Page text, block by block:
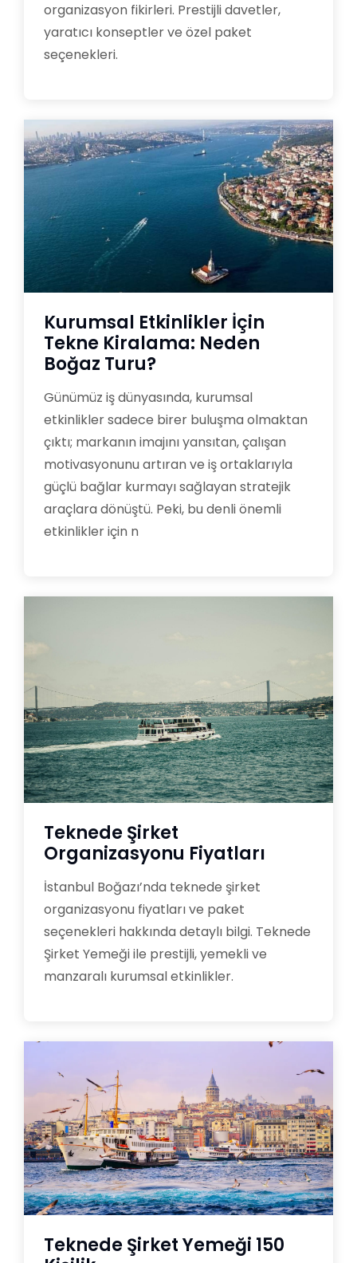
organizasyon fikirleri. Prestijli davetler,
yaratıcı konseptler ve özel paket
seçenekleri.
Kurumsal Etkinlikler İçin
Tekne Kiralama: Neden
Boğaz Turu?
Günümüz iş dünyasında, kurumsal
etkinlikler sadece birer buluşma olmaktan
çıktı; markanın imajını yansıtan, çalışan
motivasyonunu artıran ve iş ortaklarıyla
güçlü bağlar kurmayı sağlayan stratejik
araçlara dönüştü. Peki, bu denli önemli
etkinlikler için n
Teknede Şirket
Organizasyonu Fiyatları
İstanbul Boğazı’nda teknede şirket
organizasyonu fiyatları ve paket
seçenekleri hakkında detaylı bilgi. Teknede
Şirket Yemeği ile prestijli, yemekli ve
manzaralı kurumsal etkinlikler.
Teknede Şirket Yemeği 150